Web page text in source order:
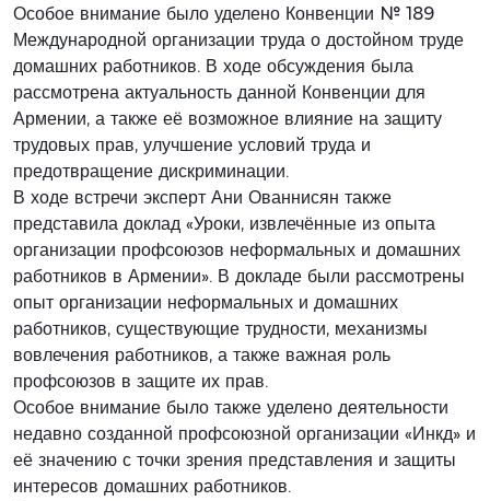
Особое внимание было уделено Конвенции № 189
Международной организации труда о достойном труде
домашних работников. В ходе обсуждения была
рассмотрена актуальность данной Конвенции для
Армении, а также её возможное влияние на защиту
трудовых прав, улучшение условий труда и
предотвращение дискриминации.
В ходе встречи эксперт Ани Ованнисян также
представила доклад «Уроки, извлечённые из опыта
организации профсоюзов неформальных и домашних
работников в Армении». В докладе были рассмотрены
опыт организации неформальных и домашних
работников, существующие трудности, механизмы
вовлечения работников, а также важная роль
профсоюзов в защите их прав.
Особое внимание было также уделено деятельности
недавно созданной профсоюзной организации «Инкд» и
её значению с точки зрения представления и защиты
интересов домашних работников.